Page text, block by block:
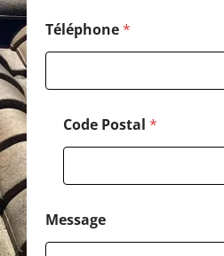
Téléphone*
Code Postal *
Message